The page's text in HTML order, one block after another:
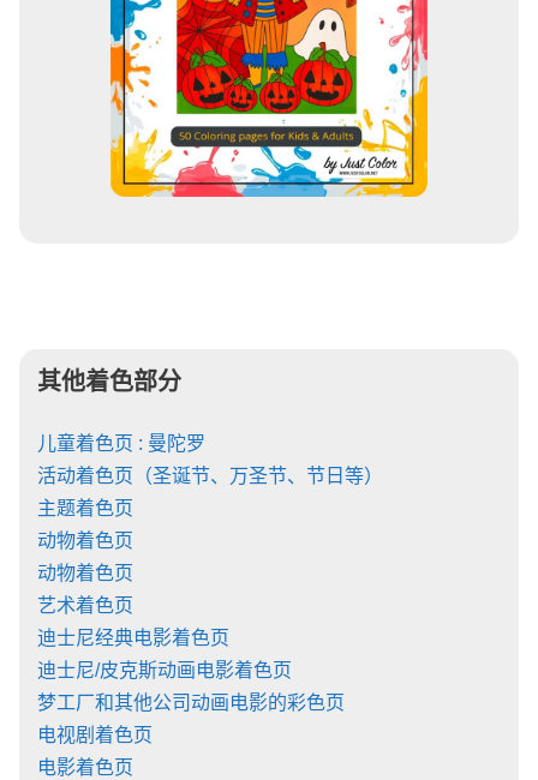
其他着色部分
儿童着色页 : 曼陀罗
活动着色页（圣诞节、万圣节、节日等）
主题着色页
动物着色页
动物着色页
艺术着色页
迪士尼经典电影着色页
迪士尼/皮克斯动画电影着色页
梦工厂和其他公司动画电影的彩色页
电视剧着色页
电影着色页